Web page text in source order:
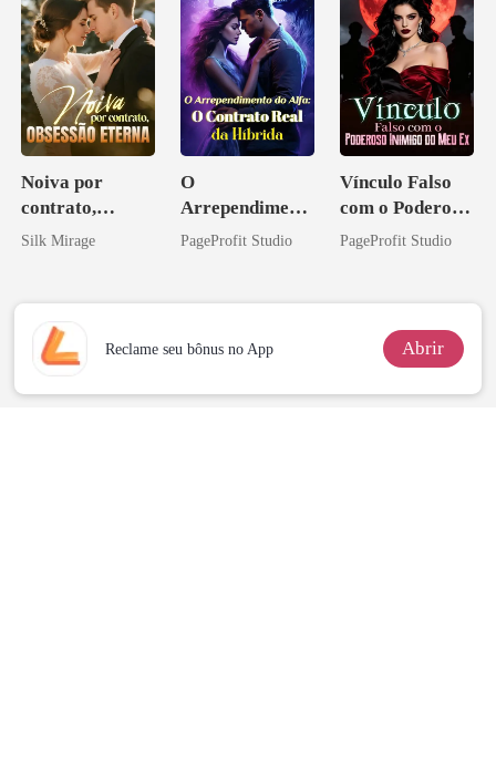
Noiva por
contrato,
obsessão eterna
Silk Mirage
O
Arrependiment
o do Alfa: O
PageProfit Studio
Vínculo Falso
com o Poderoso
Inimigo do Meu
PageProfit Studio
Reclame seu bônus no App Abrir